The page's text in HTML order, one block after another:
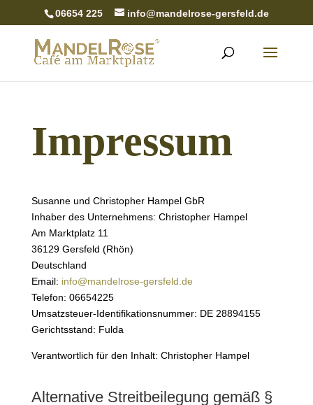
06654 225 info@mandelrose-gersfeld.de
Impressum
Susanne und Christopher Hampel GbR
Inhaber des Unternehmens: Christopher Hampel
Am Marktplatz 11
36129 Gersfeld (Rhön)
Deutschland
Email: info@mandelrose-gersfeld.de
Telefon: 06654225
Umsatzsteuer-Identifikationsnummer: DE 28894155
Gerichtsstand: Fulda
Verantwortlich für den Inhalt: Christopher Hampel
Alternative Streitbeilegung gemäß §